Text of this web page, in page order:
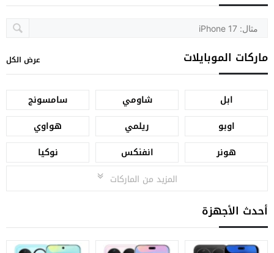
ماركات الموبايلات عرض الكل
ابل شاومي
سامسونج
اوبو
ريلمي
هواوي
هونر
انفنكس
نوكيا
المزيد من الماركات
أحدث الأجهزة